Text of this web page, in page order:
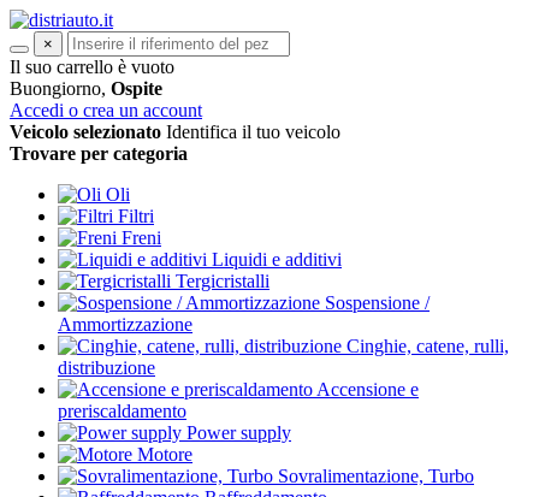
×
Il suo carrello è vuoto
Buongiorno, Ospite
Accedi o crea un account
Veicolo selezionato Identifica il tuo veicolo
Trovare per categoria
Oli
Filtri
Freni
Liquidi e additivi
Tergicristalli
Sospensione /
Ammortizzazione
Cinghie, catene, rulli,
distribuzione
Accensione e
preriscaldamento
Power supply
Motore
Sovralimentazione, Turbo